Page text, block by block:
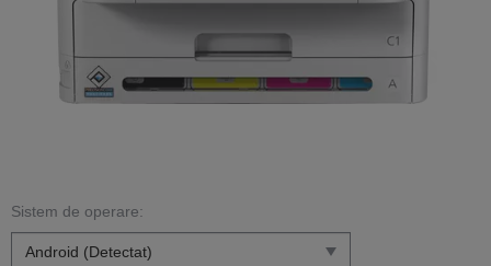
Sistem de operare: